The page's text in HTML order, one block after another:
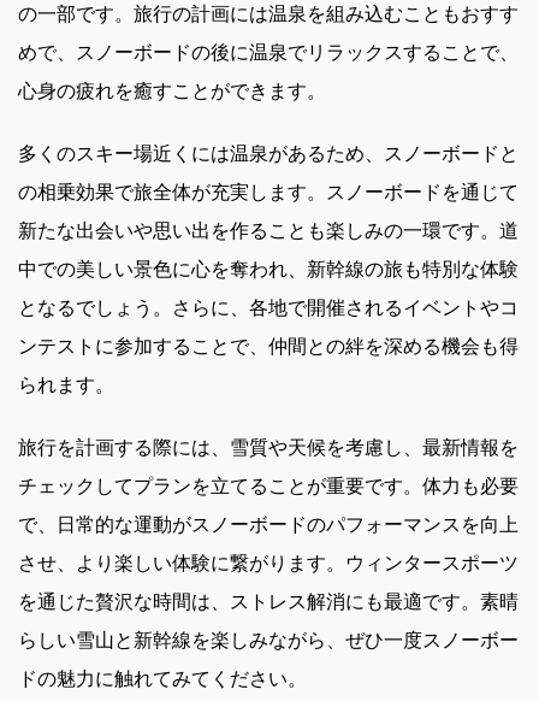
の一部です。旅行の計画には温泉を組み込むこともおすす
めで、スノーボードの後に温泉でリラックスすることで、
心身の疲れを癒すことができます。
多くのスキー場近くには温泉があるため、スノーボードと
の相乗効果で旅全体が充実します。スノーボードを通じて
新たな出会いや思い出を作ることも楽しみの一環です。道
中での美しい景色に心を奪われ、新幹線の旅も特別な体験
となるでしょう。さらに、各地で開催されるイベントやコ
ンテストに参加することで、仲間との絆を深める機会も得
られます。
旅行を計画する際には、雪質や天候を考慮し、最新情報を
チェックしてプランを立てることが重要です。体力も必要
で、日常的な運動がスノーボードのパフォーマンスを向上
させ、より楽しい体験に繋がります。ウィンタースポーツ
を通じた贅沢な時間は、ストレス解消にも最適です。素晴
らしい雪山と新幹線を楽しみながら、ぜひ一度スノーボー
ドの魅力に触れてみてください。